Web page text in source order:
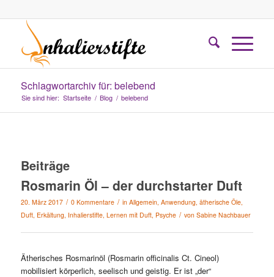
Schlagwortarchiv für: belebend
Sie sind hier: Startseite / Blog / belebend
Beiträge
Rosmarin Öl – der durchstarter Duft
20. März 2017 / 0 Kommentare / in Allgemein, Anwendung, ätherische Öle,
Duft, Erkältung, Inhalierstifte, Lernen mit Duft, Psyche / von Sabine Nachbauer
Ätherisches Rosmarinöl (Rosmarin officinalis Ct. Cineol)
mobilisiert körperlich, seelisch und geistig. Er ist „der“